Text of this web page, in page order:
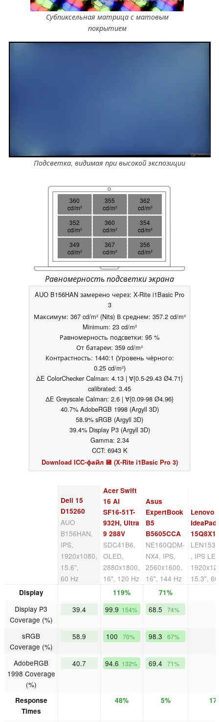
Субпиксельная матрица с матовым
покрытием
Подсветка, видимая при высокой экспозиции
360
cd/m²
355
cd/m²
362
cd/m²
352
cd/m²
360
cd/m²
354
cd/m²
349
cd/m²
367
cd/m²
356
cd/m²
Равномерность подсветки экрана
AUO B156HAN замерено через: X-Rite i1Basic Pro
3
Максимум: 367 cd/m² (Nits) В среднем: 357.2 cd/m²
Minimum: 23 cd/m²
Равномерность подсветки: 95 %
От батареи: 359 cd/m²
Контрастность: 1440:1 (Уровень чёрного:
0.25 cd/m²)
ΔE ColorChecker Calman: 4.13 | ∀{0.5-29.43 Ø4.71}
calibrated: 3.45
ΔE Greyscale Calman: 2.6 | ∀{0.09-98 Ø4.96}
40.7% AdobeRGB 1998 (Argyll 3D)
58.9% sRGB (Argyll 3D)
39.4% Display P3 (Argyll 3D)
Gamma: 2.34
CCT: 6943 K
Download ICC-файл 💾 (X-Rite i1Basic Pro 3)
Dell 15
D15260
AUO
B156HAN,
IPS,
1920x1080,
15.6",
60 Hz
Acer Swift
16 AI
SF16-51T-
932H, Ultra
9 288V
SDC41B6,
OLED,
2880x1800,
16", 120 Hz
Asus
ExpertBook
B5
B5605CCA
NE160QDM-
NX4, IPS,
2560x1600,
16", 144 Hz
Lenovo
, IPS
15.3",
Display 119% 71%
Display P3
Coverage (%)
39.4 99.9 154% 68.5 74%
sRGB
Coverage (%)
58.9 100 70% 98.3 67%
AdobeRGB
1998 Coverage
(%)
40.7 94.6 132% 69.4 71%
Response
Times
48% 5%